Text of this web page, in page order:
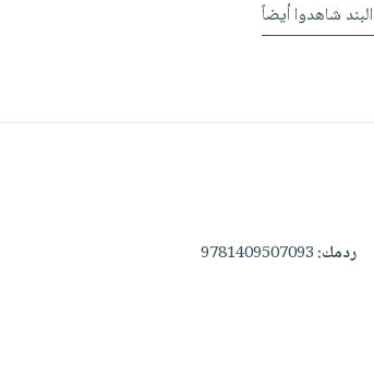
شاهدوا أيضاً
ردمك:9781409507093